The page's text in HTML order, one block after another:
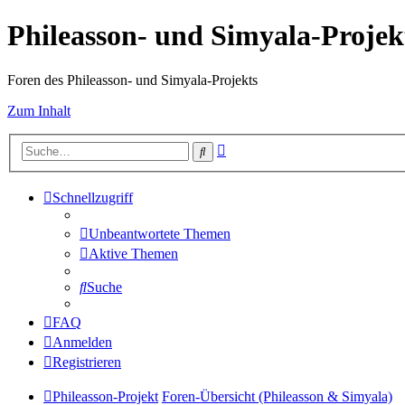
Phileasson- und Simyala-
Foren des Phileasson- und Simyala-Projekts
Zum Inhalt
Suche
Schnellzugriff
Unbeantwortete Themen
Aktive Themen
Suche
FAQ
Anmelden
Registrieren
Phileasson-Projekt Foren-Übersicht (Phileasson & Simyala)